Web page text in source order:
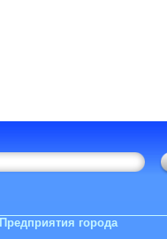
Предприятия города